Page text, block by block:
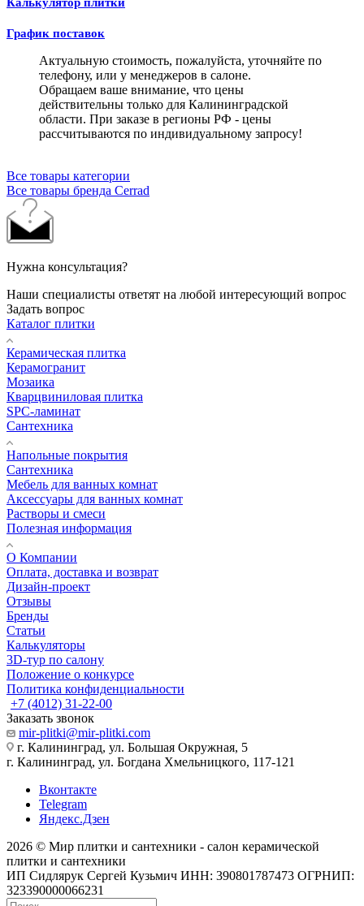
График поставок
Актуальную стоимость, пожалуйста, уточняйте по
телефону, или у менеджеров в салоне.
Обращаем ваше внимание, что цены
действительны только для Калининградской
области. При заказе в регионы РФ - цены
рассчитываются по индивидуальному запросу!
Все товары категории
Все товары бренда Cerrad
Нужна консультация?
Наши специалисты ответят на любой интересующий вопрос
Задать вопрос
Каталог плитки
Керамическая плитка
Керамогранит
Мозаика
Кварцвиниловая плитка
SPC-ламинат
Сантехника
Напольные покрытия
Сантехника
Мебель для ванных комнат
Аксессуары для ванных комнат
Растворы и смеси
Полезная информация
О Компании
Оплата, доставка и возврат
Дизайн-проект
Отзывы
Бренды
Статьи
Калькуляторы
3D-тур по салону
Положение о конкурсе
Политика конфиденциальности
+7 (4012) 31-22-00
Заказать звонок
mir-plitki@mir-plitki.com
г. Калининград, ул. Большая Окружная, 5
г. Калининград, ул. Богдана Хмельницкого, 117-121
Вконтакте
Telegram
Яндекс.Дзен
2026 © Мир плитки и сантехники - салон керамической
плитки и сантехники
ИП Сидлярук Сергей Кузьмич ИНН: 390801787473 ОГРНИП:
323390000066231